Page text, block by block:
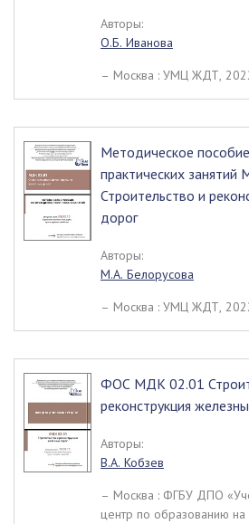
Авторы:
О.Б. Иванова
– Москва : УМЦ ЖДТ,
Методическое
практических
Строительство и
дорог
Авторы:
М.А. Белорусова
– Москва : УМЦ ЖДТ,
ФОС МДК 02.01
реконструкция
Авторы:
В.А. Кобзев
– Москва : ФГБУ ДПО
центр по образованию